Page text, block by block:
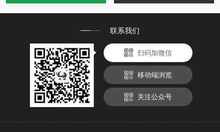
联系我们
扫码加微信
移动端浏览
关注公众号